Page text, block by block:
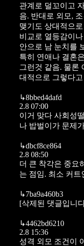
관계로 덜꼬이고
음. 반대로 외모,
맺기도 상대적으
비교로 열등감이
안으로 남 눈치를
특히 연애나 결혼
그런것 같음. 물론
대적으로 그렇다고
↳8bbed4dafd
2.8 07:00
이거 맞다 사회성
나 밥벌이가 문제
↳dbcf8ce864
2.8 08:50
더 큰 착각은 중요
는 점임. 최소 커
↳7ba9a460b3
[삭제된 댓글입니
↳4462bd6210
2.8 15:36
성격 외모 조건이